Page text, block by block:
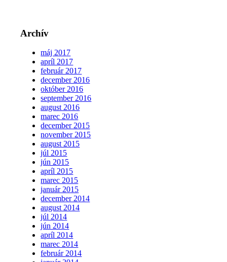
Archív
máj 2017
apríl 2017
február 2017
december 2016
október 2016
september 2016
august 2016
marec 2016
december 2015
november 2015
august 2015
júl 2015
jún 2015
apríl 2015
marec 2015
január 2015
december 2014
august 2014
júl 2014
jún 2014
apríl 2014
marec 2014
február 2014